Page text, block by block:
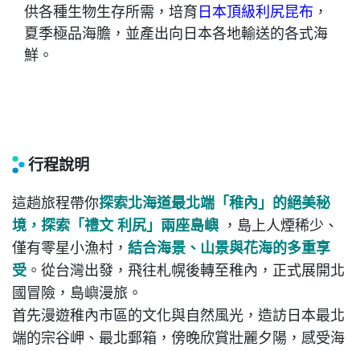
行程說明
這趟旅程帶你探索北海道最北端「稚內」的絕美秘
境，探索「禮文 利尻」兩座島嶼 ，島上人煙稀少、
僅有零星小漁村， 結合海景、山景與花海的多重享
受 。從台灣出發，飛往札幌後轉至稚內，正式展開北
國冒險，島嶼漫旅。
首先漫遊稚內市區的文化與自然風光，造訪日本最北
端的宗谷岬、最北郵箱，傍晚欣賞壯麗夕陽，感受海
供各種生物生存所需，培育日本頂級利尻昆布 ，
夏季極品海膽，並產出向日本各地輸送的各式海
鮮。